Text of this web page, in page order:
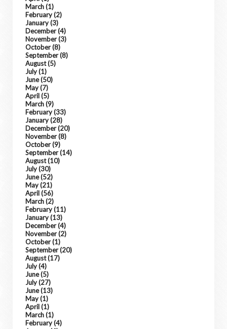
March(1)
February(2)
January(3)
December(4)
November(3)
October(8)
September(8)
August(5)
July(1)
June(50)
May(7)
April(5)
March(9)
February(33)
January(28)
December(20)
November(8)
October(9)
September(14)
August(10)
July(30)
June(52)
May(21)
April(56)
March(2)
February(11)
January(13)
December(4)
November(2)
October(1)
September(20)
August(17)
July(4)
June(5)
July(27)
June(13)
May(1)
April(1)
March(1)
February(4)